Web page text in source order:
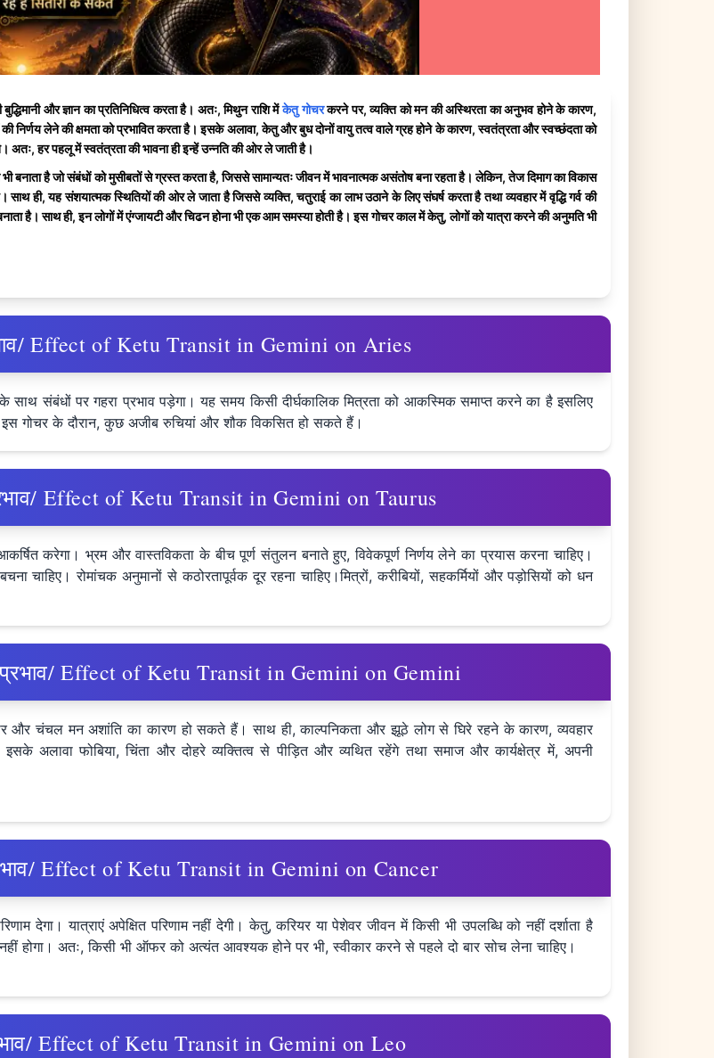
और ज्ञान का प्रतिनिधित्व करता है। अतः, मिथुन राशि मेंकेतु गोचरकरने पर, व्यक्ति को मन की अस्थिरता का अनुभव होने के कारण,
निर्णय लेने की क्षमता को प्रभावित करता है। इसके अलावा, केतु और बुध दोनों वायु तत्व वाले ग्रह होने के कारण, स्वतंत्रता और स्वच्छंदता को
अतः, हर पहलू में स्वतंत्रता की भावना ही इन्हें उन्नति की ओर ले जाती है।
बनाता है जो संबंधों को मुसीबतों से ग्रस्त करता है, जिससे सामान्यतः जीवन में भावनात्मक असंतोष बना रहता है। लेकिन, तेज दिमाग का विकास
ही, यह संशयात्मक स्थितियों की ओर ले जाता है जिससे व्यक्ति, चतुराई का लाभ उठाने के लिए संघर्ष करता है तथा व्यवहार में वृद्धि गर्व की
है। साथ ही, इन लोगों में एंग्जायटी और चिढन होना भी एक आम समस्या होती है। इस गोचर काल में केतु, लोगों को यात्रा करने की अनुमति भी
Effect of Ketu Transit in Gemini on Aries
के साथ संबंधों पर गहरा प्रभाव पड़ेगा। यह समय किसी दीर्घकालिक मित्रता को आकस्मिक समाप्त करने का है इसलिए
गोचर के दौरान, कुछ अजीब रुचियां और शौक विकसित हो सकते हैं।
Effect of Ketu Transit in Gemini on Taurus
करेगा। भ्रम और वास्तविकता के बीच पूर्ण संतुलन बनाते हुए, विवेकपूर्ण निर्णय लेने का प्रयास करना चाहिए।
चाहिए। रोमांचक अनुमानों से कठोरतापूर्वक दूर रहना चाहिए।मित्रों, करीबियों, सहकर्मियों और पड़ोसियों को धन
प्रभाव/ Effect of Ketu Transit in Gemini on Gemini
और चंचल मन अशांति का कारण हो सकते हैं। साथ ही, काल्पनिकता और झूठे लोग से घिरे रहने के कारण, व्यवहार
अलावा फोबिया, चिंता और दोहरे व्यक्तित्व से पीड़ित और व्यथित रहेंगे तथा समाज और कार्यक्षेत्र में, अपनी
Effect of Ketu Transit in Gemini on Cancer
देगा। यात्राएं अपेक्षित परिणाम नहीं देगी। केतु, करियर या पेशेवर जीवन में किसी भी उपलब्धि को नहीं दर्शाता है
होगा। अतः, किसी भी ऑफर को अत्यंत आवश्यक होने पर भी, स्वीकार करने से पहले दो बार सोच लेना चाहिए।
Effect of Ketu Transit in Gemini on Leo